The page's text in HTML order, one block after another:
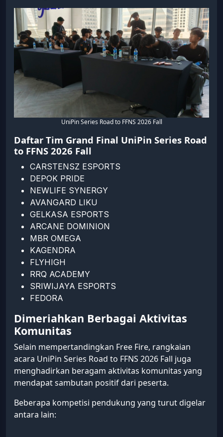
UniPin Series Road to FFNS 2026 Fall
Daftar Tim Grand Final UniPin Series Road
to FFNS 2026 Fall
CARSTENSZ ESPORTS
DEPOK PRIDE
NEWLIFE SYNERGY
AVANGARD LIKU
GELKASA ESPORTS
ARCANE DOMINION
MBR OMEGA
KAGENDRA
FLYHIGH
RRQ ACADEMY
SRIWIJAYA ESPORTS
FEDORA
Dimeriahkan Berbagai Aktivitas
Komunitas
Selain mempertandingkan Free Fire, rangkaian
acara UniPin Series Road to FFNS 2026 Fall juga
menghadirkan beragam aktivitas komunitas yang
mendapat sambutan positif dari peserta.
Beberapa kompetisi pendukung yang turut digelar
antara lain: